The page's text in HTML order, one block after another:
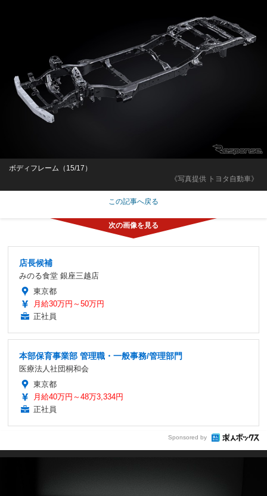
《写真提供 トヨタ自動車》
ボディフレーム（15/17）
この記事へ戻る
店長候補
みのる食堂 銀座三越店
東京都
月給30万円～50万円
正社員
本部保育事業部 管理職・一般事務/管理部門
医療法人社団桐和会
東京都
月給40万円～48万3,334円
正社員
Sponsored by